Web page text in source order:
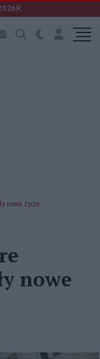
nowe życie
nowe